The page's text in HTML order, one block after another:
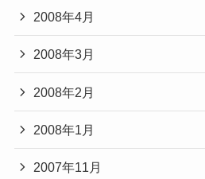
2008年4月
2008年3月
2008年2月
2008年1月
2007年11月